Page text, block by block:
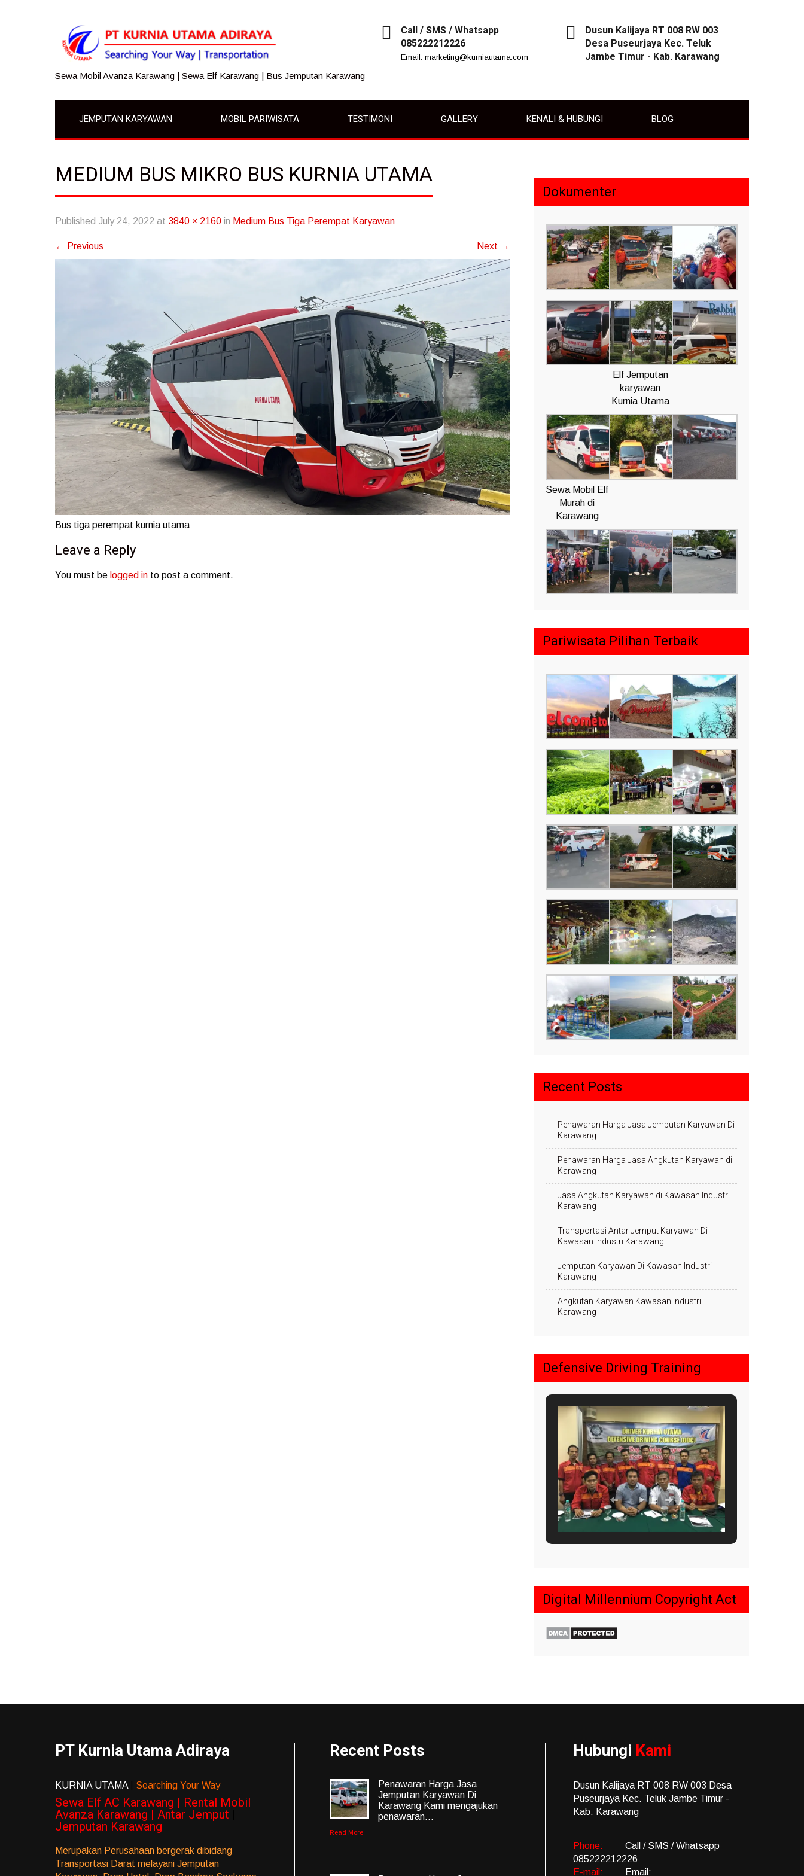
Sewa Mobil Avanza Karawang | Sewa Elf Karawang | Bus Jemputan Karawang
Call / SMS / Whatsapp
085222212226
Email: marketing@kurniautama.com
Dusun Kalijaya RT 008 RW 003
Desa Puseurjaya Kec. Teluk
Jambe Timur - Kab. Karawang
JEMPUTAN KARYAWAN MOBIL PARIWISATA TESTIMONI GALLERY KENALI & HUBUNGI BLOG
MEDIUM BUS MIKRO BUS KURNIA UTAMA
Published July 24, 2022 at 3840 × 2160 in Medium Bus Tiga Perempat Karyawan
← Previous Next →
Bus tiga perempat kurnia utama
Leave a Reply
You must be logged in to post a comment.
Dokumenter
Elf Jemputan
karyawan
Kurnia Utama
Sewa Mobil Elf
Murah di
Karawang
Pariwisata Pilihan Terbaik
Recent Posts
Penawaran Harga Jasa Jemputan Karyawan Di
Karawang
Penawaran Harga Jasa Angkutan Karyawan di
Karawang
Jasa Angkutan Karyawan di Kawasan Industri
Karawang
Transportasi Antar Jemput Karyawan Di
Kawasan Industri Karawang
Jemputan Karyawan Di Kawasan Industri
Karawang
Angkutan Karyawan Kawasan Industri
Karawang
Defensive Driving Training
Digital Millennium Copyright Act
PT Kurnia Utama Adiraya
KURNIA UTAMA Searching Your Way
Sewa Elf AC Karawang | Rental Mobil
Avanza Karawang | Antar Jemput
Jemputan Karawang
Merupakan Perusahaan bergerak dibidang
Transportasi Darat melayani Jemputan
Recent Posts
Penawaran Harga Jasa
Jemputan Karyawan Di
Karawang Kami mengajukan
penawaran...
Read More
Hubungi Kami
Dusun Kalijaya RT 008 RW 003 Desa
Puseurjaya Kec. Teluk Jambe Timur -
Kab. Karawang
Phone:
Call / SMS / Whatsapp
085222212226
E-mail:
Email: